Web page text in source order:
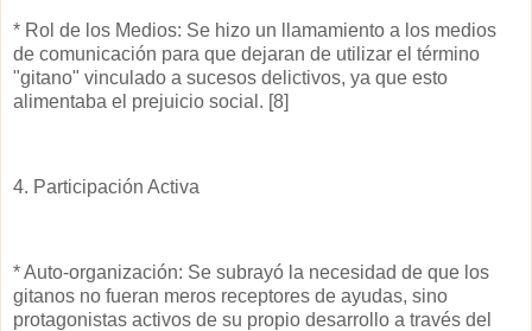
* Rol de los Medios: Se hizo un llamamiento a los medios
de comunicación para que dejaran de utilizar el término
"gitano" vinculado a sucesos delictivos, ya que esto
alimentaba el prejuicio social. [8]
4. Participación Activa
* Auto-organización: Se subrayó la necesidad de que los
gitanos no fueran meros receptores de ayudas, sino
protagonistas activos de su propio desarrollo a través del